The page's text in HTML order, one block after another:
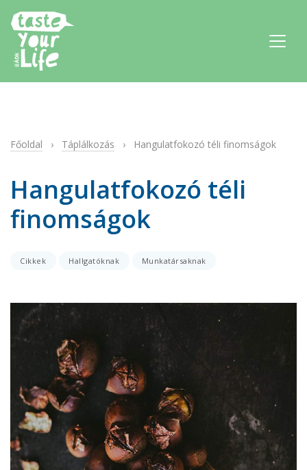
Főoldal › Táplálkozás › Hangulatfokozó téli finomságok
Hangulatfokozó téli
finomságok
Cikkek Hallgatóknak Munkatársaknak